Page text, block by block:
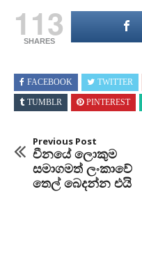
113
SHARES
FACEBOOK TWITTER
TUMBLR PINTEREST
Previous Post
චීනයේ ලොකුම
සමාගමත් ලංකාවේ
තෙල් ‌බෙදන්න එයි